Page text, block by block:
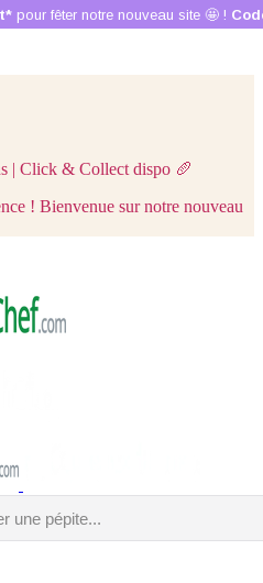
| Click & Collect dispo 🥖
! Bienvenue sur notre nouveau